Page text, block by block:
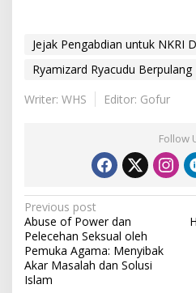
Jejak Pengabdian untuk NKRI
Ryamizard Ryacudu Berpulang
Writer: WHS
Editor: Gofur
Follow
P
o
s
t
Previous post
Abuse of Power dan
Pelecehan Seksual oleh
Pemuka Agama: Menyibak
Akar Masalah dan Solusi
Islam